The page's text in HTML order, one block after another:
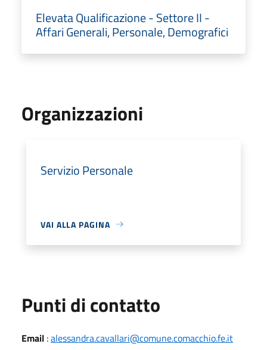
Elevata Qualificazione - Settore II -
Affari Generali, Personale, Demografici
Organizzazioni
Servizio Personale
VAI ALLA PAGINA
Punti di contatto
Email :alessandra.cavallari@comune.comacchio.fe.it